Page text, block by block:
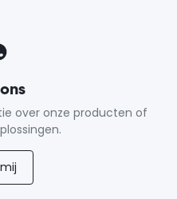
over onze producten of